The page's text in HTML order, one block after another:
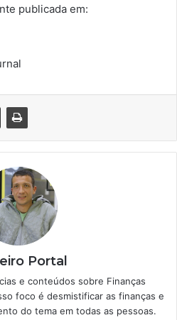
publicada em:
Portal
e conteúdos sobre Finanças
foco é desmistificar as finanças e
do tema em todas as pessoas.